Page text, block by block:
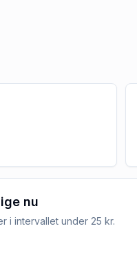
nu
i intervallet under 25 kr.